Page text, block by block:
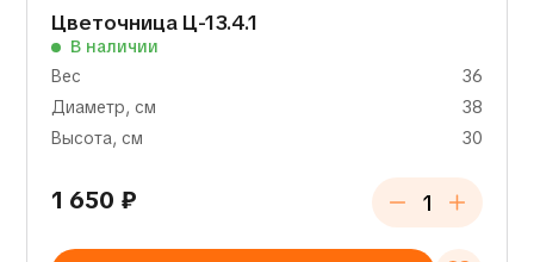
Цветочница Ц-13.4.1
В наличии
Вес
36
Диаметр, см
38
Высота, см
30
1 650 ₽